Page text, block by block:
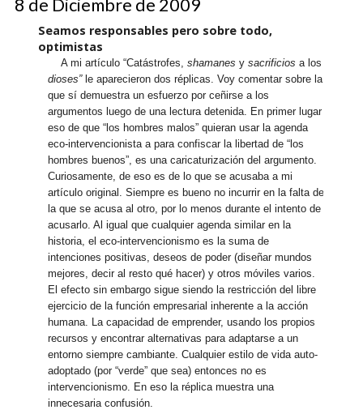
8 de Diciembre de 2009
Seamos responsables pero sobre todo,
optimistas
A mi artículo “Catástrofes,shamanes ysacrificios a los
dioses” le aparecieron dos réplicas. Voy comentar sobre la
que sí demuestra un esfuerzo por ceñirse a los
argumentos luego de una lectura detenida. En primer lugar
eso de que “los hombres malos” quieran usar la agenda
eco-intervencionista a para confiscar la libertad de “los
hombres buenos”, es una caricaturización del argumento.
Curiosamente, de eso es de lo que se acusaba a mi
artículo original. Siempre es bueno no incurrir en la falta de
la que se acusa al otro, por lo menos durante el intento de
acusarlo. Al igual que cualquier agenda similar en la
historia, el eco-intervencionismo es la suma de
intenciones positivas, deseos de poder (diseñar mundos
mejores, decir al resto qué hacer) y otros móviles varios.
El efecto sin embargo sigue siendo la restricción del libre
ejercicio de la función empresarial inherente a la acción
humana. La capacidad de emprender, usando los propios
recursos y encontrar alternativas para adaptarse a un
entorno siempre cambiante. Cualquier estilo de vida auto-
adoptado (por “verde” que sea) entonces no es
intervencionismo. En eso la réplica muestra una
innecesaria confusión.